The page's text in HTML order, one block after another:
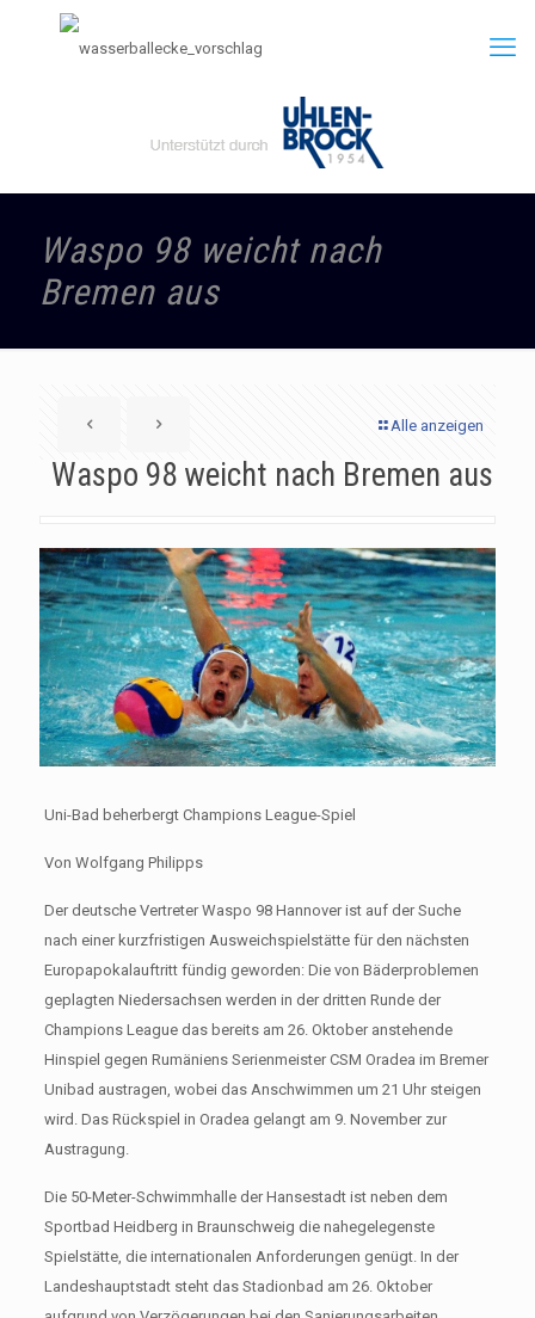
Waspo 98 weicht nach
Bremen aus
Alle anzeigen
Waspo 98 weicht nach Bremen aus
Uni-Bad beherbergt Champions League-Spiel
Von Wolfgang Philipps
Der deutsche Vertreter Waspo 98 Hannover ist auf der Suche
nach einer kurzfristigen Ausweichspielstätte für den nächsten
Europapokalauftritt fündig geworden: Die von Bäderproblemen
geplagten Niedersachsen werden in der dritten Runde der
Champions League das bereits am 26. Oktober anstehende
Hinspiel gegen Rumäniens Serienmeister CSM Oradea im Bremer
Unibad austragen, wobei das Anschwimmen um 21 Uhr steigen
wird. Das Rückspiel in Oradea gelangt am 9. November zur
Austragung.
Die 50-Meter-Schwimmhalle der Hansestadt ist neben dem
Sportbad Heidberg in Braunschweig die nahegelegenste
Spielstätte, die internationalen Anforderungen genügt. In der
Landeshauptstadt steht das Stadionbad am 26. Oktober